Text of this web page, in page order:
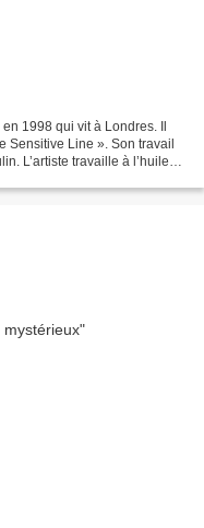
1998 qui vit à Londres. Il
Sensitive Line ». Son travail
L’artiste travaille à l’huile